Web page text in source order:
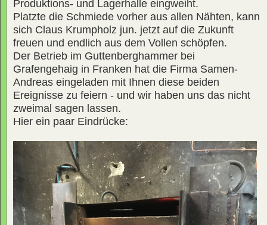
Produktions- und Lagerhalle eingweiht.
Platzte die Schmiede vorher aus allen Nähten, kann
sich Claus Krumpholz jun. jetzt auf die Zukunft
freuen und endlich aus dem Vollen schöpfen.
Der Betrieb im Guttenberghammer bei
Grafengehaig in Franken hat die Firma Samen-
Andreas eingeladen mit Ihnen diese beiden
Ereignisse zu feiern - und wir haben uns das nicht
zweimal sagen lassen.
Hier ein paar Eindrücke: